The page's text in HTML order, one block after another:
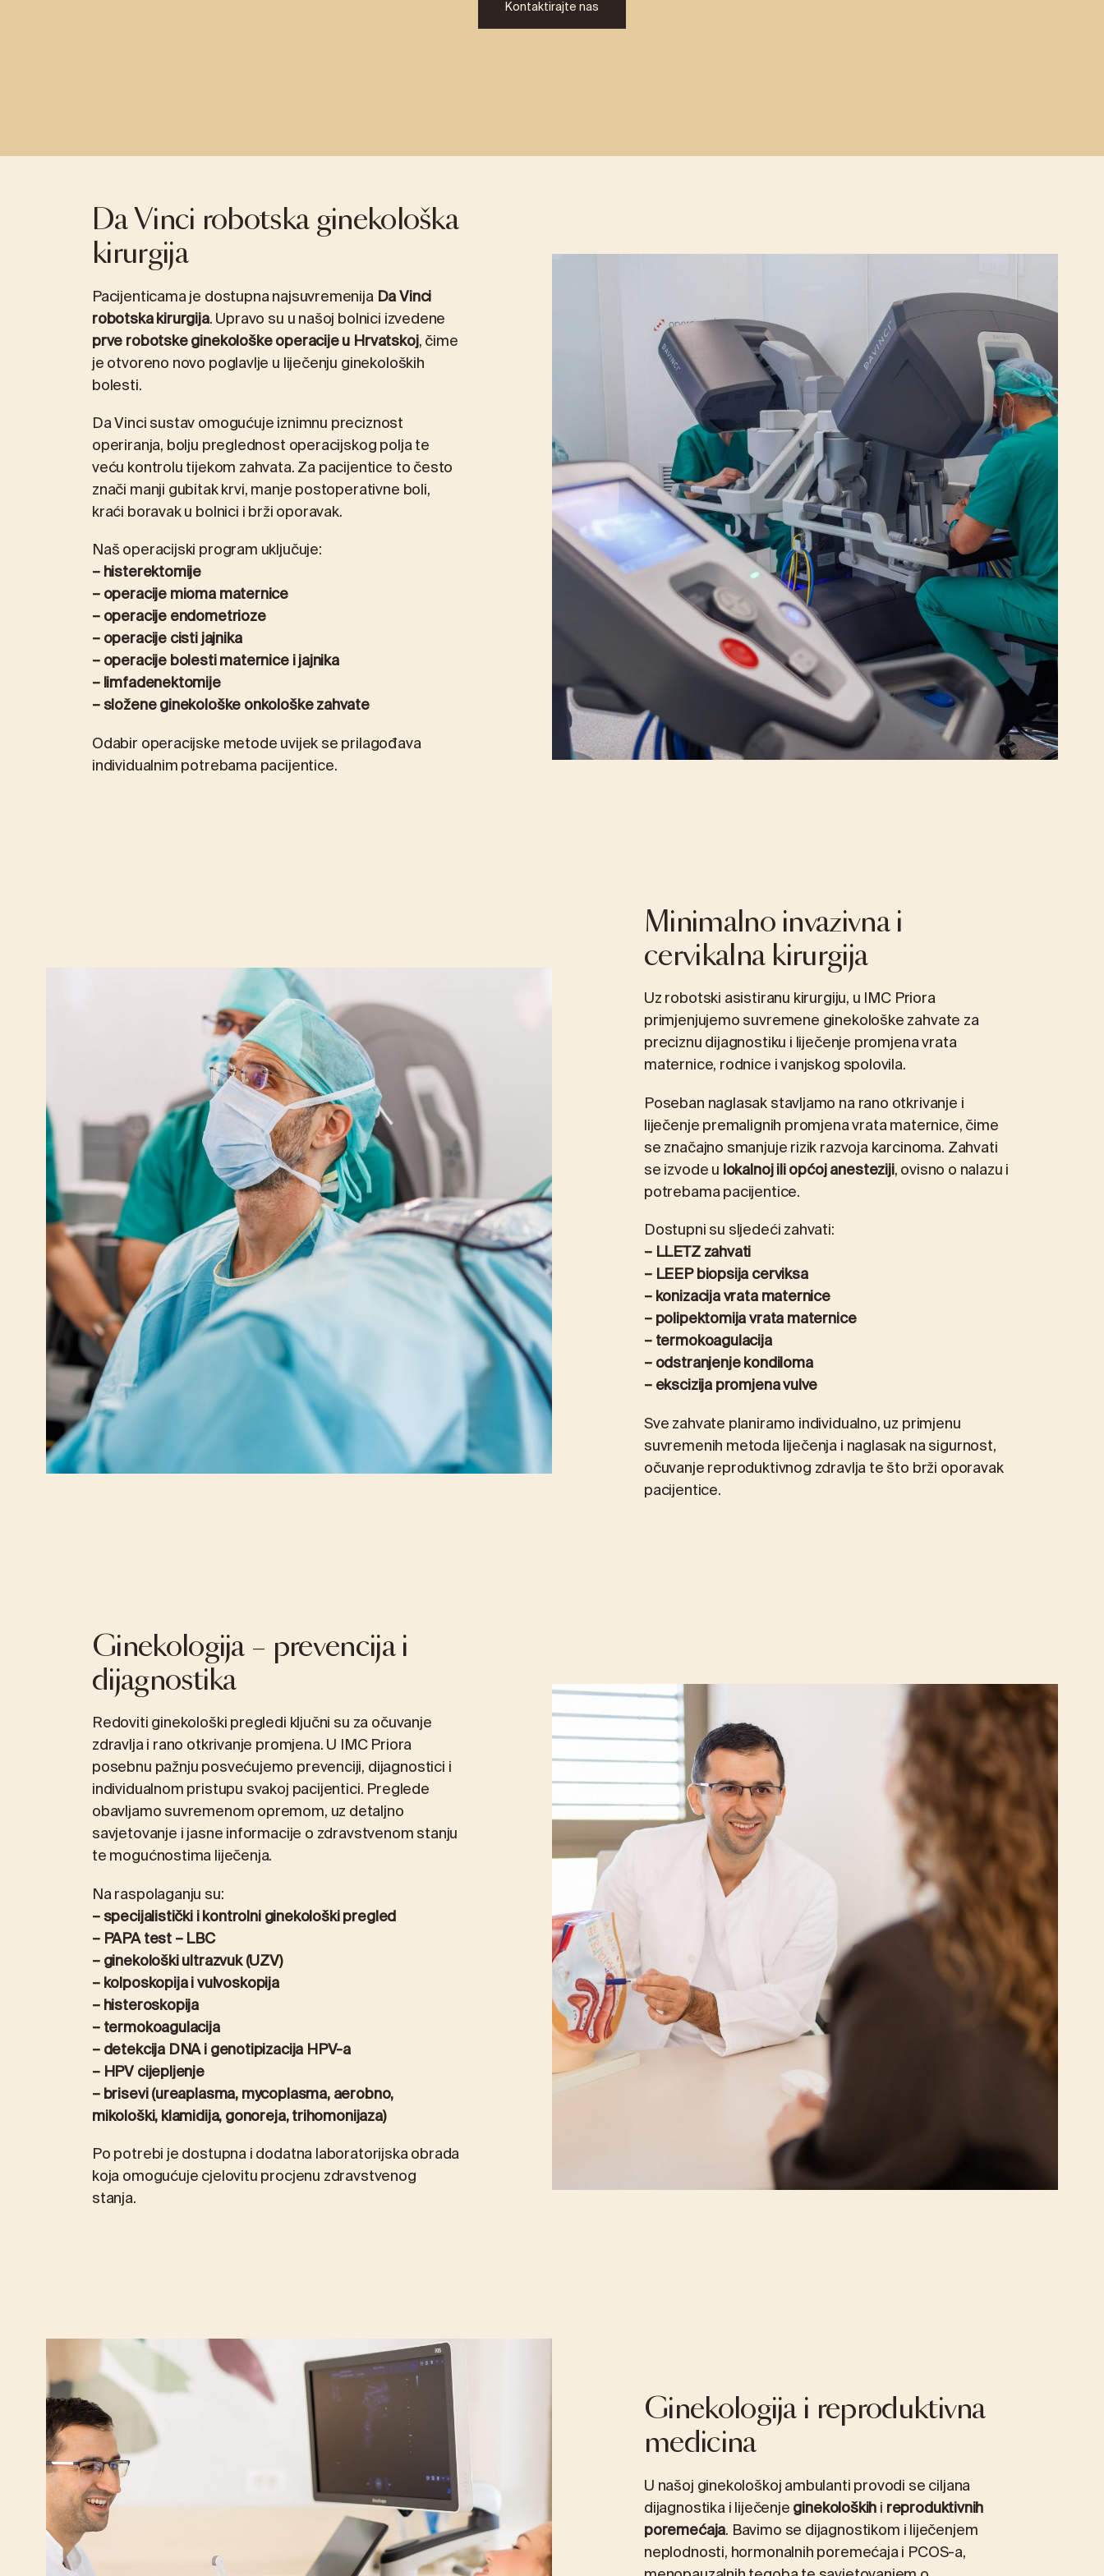
RECENZIJE
Hernije
Pretilost (Barijatrijska kirurgija)
Gastroenterologija
Liječenje pretilosti
ALEX2 – napredni test alergija Prošireni preventivni paket
Kontaktirajte nas
Da Vinci robotska ginekološka
kirurgija
Pacijenticama je dostupna najsuvremenijaDa Vinci
robotska kirurgija. Upravo su u našoj bolnici izvedene
prve robotske ginekološke operacije u Hrvatskoj, čime
je otvoreno novo poglavlje u liječenju ginekoloških
bolesti.
Da Vinci sustav omogućuje iznimnu preciznost
operiranja, bolju preglednost operacijskog polja te
veću kontrolu tijekom zahvata. Za pacijentice to često
znači manji gubitak krvi, manje postoperativne boli,
kraći boravak u bolnici i brži oporavak.
Naš operacijski program uključuje:
–histerektomije
–operacije mioma maternice
–operacije endometrioze
– operacije cisti jajnika
– operacije bolesti maternice i jajnika
– limfadenektomije
– složene ginekološke onkološke zahvate
Odabir operacijske metode uvijek se prilagođava
individualnim potrebama pacijentice.
Minimalno invazivna i
cervikalna kirurgija
Uz robotski asistiranu kirurgiju, u IMC Priora
primjenjujemo suvremene ginekološke zahvate za
preciznu dijagnostiku i liječenje promjena vrata
maternice, rodnice i vanjskog spolovila.
Poseban naglasak stavljamo na rano otkrivanje i
liječenje premalignih promjena vrata maternice, čime
se značajno smanjuje rizik razvoja karcinoma. Zahvati
se izvode ulokalnoj ili općoj anesteziji, ovisno o nalazu i
potrebama pacijentice.
Dostupni su sljedeći zahvati:
– LLETZ zahvati
– LEEP biopsija cerviksa
– konizacija vrata maternice
– polipektomija vrata maternice
– termokoagulacija
– odstranjenje kondiloma
– ekscizija promjena vulve
Sve zahvate planiramo individualno, uz primjenu
suvremenih metoda liječenja i naglasak na sigurnost,
očuvanje reproduktivnog zdravlja te što brži oporavak
pacijentice.
Ginekologija – prevencija i
dijagnostika
Redoviti ginekološki pregledi ključni su za očuvanje
zdravlja i rano otkrivanje promjena. U IMC Priora
posebnu pažnju posvećujemo prevenciji, dijagnostici i
individualnom pristupu svakoj pacijentici. Preglede
obavljamo suvremenom opremom, uz detaljno
savjetovanje i jasne informacije o zdravstvenom stanju
te mogućnostima liječenja.
Na raspolaganju su:
– specijalistički i kontrolni ginekološki pregled
–PAPA test – LBC
– ginekološki ultrazvuk (UZV)
–kolposkopijaivulvoskopija
–histeroskopija
– termokoagulacija
– detekcija DNA i genotipizacija HPV-a
–HPV cijepljenje
– brisevi (ureaplasma, mycoplasma, aerobno,
mikološki, klamidija, gonoreja, trihomonijaza)
Po potrebi je dostupna i dodatna laboratorijska obrada
koja omogućuje cjelovitu procjenu zdravstvenog
stanja.
Ginekologija i reproduktivna
medicina
U našoj ginekološkoj ambulanti provodi se ciljana
dijagnostika i liječenjeginekološkihireproduktivnih
poremećaja. Bavimo se dijagnostikom i liječenjem
neplodnosti, hormonalnih poremećaja i PCOS-a,